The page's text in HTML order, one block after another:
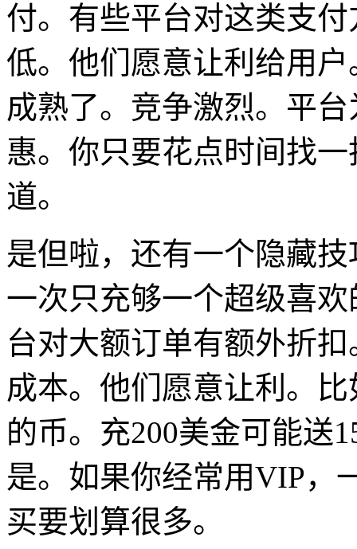
付。有些平台对这类支
低。他们愿意让利给用户
成熟了。竞争激烈。平
惠。你只要花点时间找
道。
是但啦，还有一个隐藏技
一次只充够一个超级喜
台对大额订单有额外折
成本。他们愿意让利。
的币。充200美金可能送
是。如果你经常用VIP，
买要划算很多。